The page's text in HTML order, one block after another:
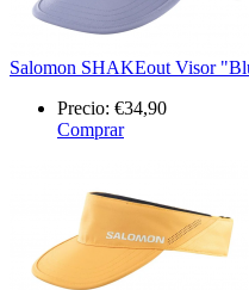
Salomon SHAKEout Visor
Precio: €34,90
Comprar